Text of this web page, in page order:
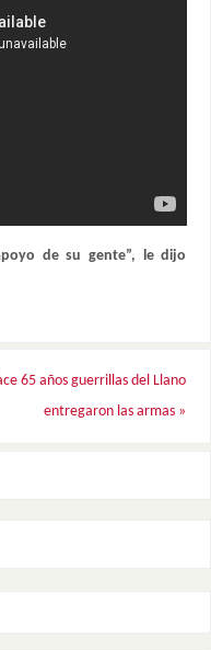
de su gente”, le dijo
65 años guerrillas del Llano
entregaron las armas »